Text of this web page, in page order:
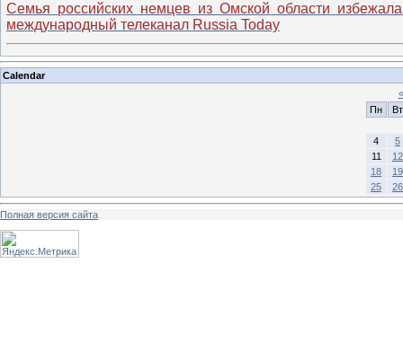
Семья российских немцев из Омской области
международный телеканал Russia Today
Calendar
«
Пн
Вт
4
5
11
12
18
19
25
26
Полная версия сайта